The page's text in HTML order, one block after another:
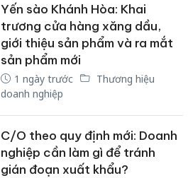
Yến sào Khánh Hòa: Khai
trương cửa hàng xăng dầu,
giới thiệu sản phẩm và ra mắt
sản phẩm mới
1 ngày trước
Thương hiệu
doanh nghiệp
C/O theo quy định mới: Doanh
nghiệp cần làm gì để tránh
gián đoạn xuất khẩu?